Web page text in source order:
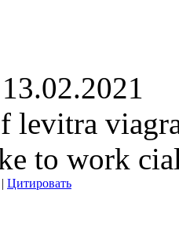
13.02.2021
levitra
to work
| Цитировать